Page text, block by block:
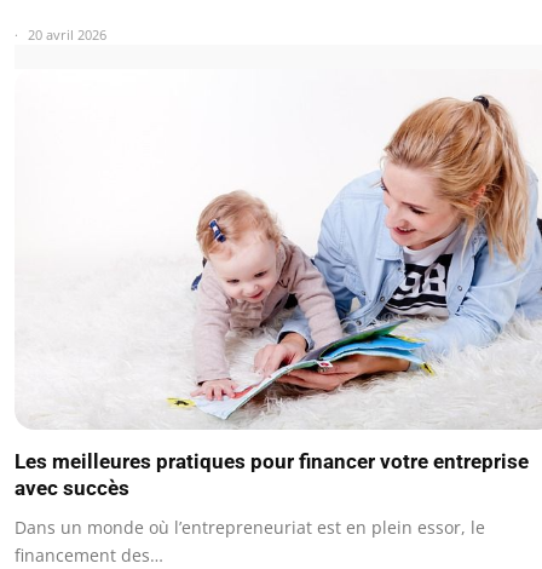
20 avril 2026
Les meilleures pratiques pour financer votre entreprise
avec succès
Dans un monde où l’entrepreneuriat est en plein essor, le
financement des…